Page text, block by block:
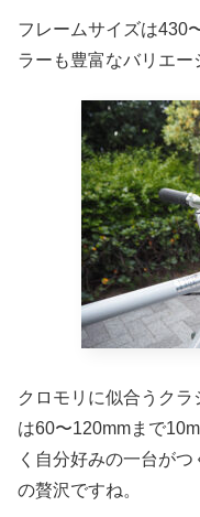
フレームサイズは430
ラーも豊富なバリエー
クロモリに似合うク
は60〜120mmまで
く自分好みの一台が
の贅沢ですね。